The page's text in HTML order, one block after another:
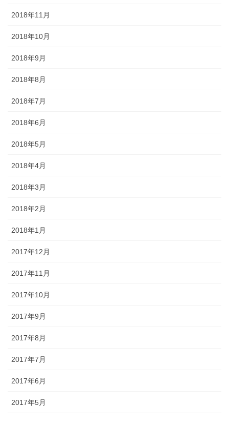
2018年11月
2018年10月
2018年9月
2018年8月
2018年7月
2018年6月
2018年5月
2018年4月
2018年3月
2018年2月
2018年1月
2017年12月
2017年11月
2017年10月
2017年9月
2017年8月
2017年7月
2017年6月
2017年5月